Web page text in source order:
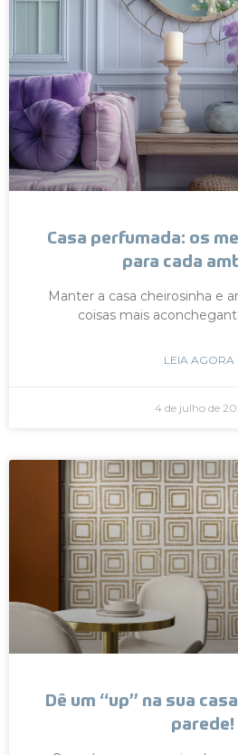
Casa perfumada: os
para cada
Manter a casa cheirosinha e
coisas mais
LEIA AGORA
4 de julho de
Dê um “up” na sua
parede!